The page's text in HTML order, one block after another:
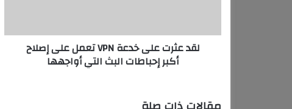
ل
لقد عثرت على خدعة VPN تعمل على إصلاح
أكبر إحباطات البث التي أواجهها